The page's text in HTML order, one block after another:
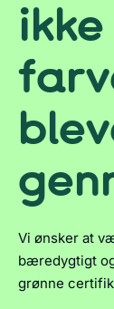
Vi ønsker at
bæredygtigt
grønne